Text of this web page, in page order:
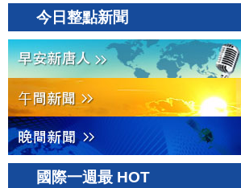
今日整點新聞
國際一週最 HOT